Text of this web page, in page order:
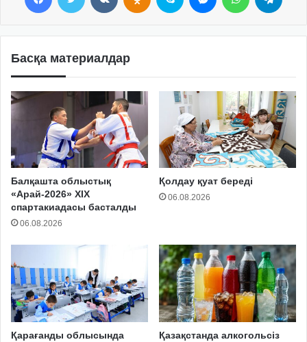
Басқа материалдар
Балқашта облыстық
«Арай-2026» XIX
спартакиадасы басталды
06.08.2026
Қолдау қуат береді
06.08.2026
Қарағанды облысында
Қазақстанда алкогольсіз